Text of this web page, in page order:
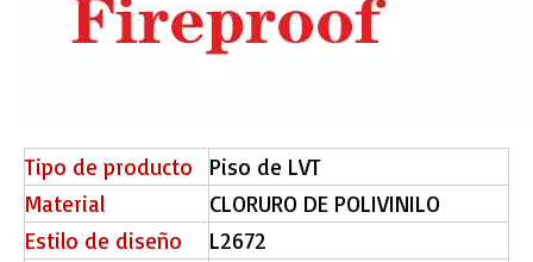
Tipo de producto
Piso de LVT
Material
CLORURO DE POLIVINILO
Estilo de diseño
L2672